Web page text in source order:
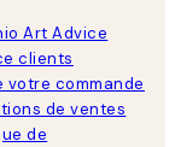
Art Advice
clients
votre commande
de ventes
de